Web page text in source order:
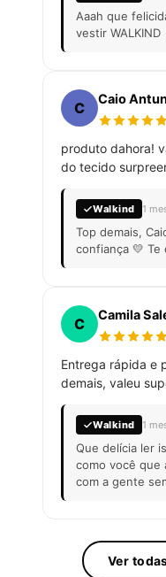
Aaah que
vestir
C
Caio
produto dahora!
do tecido
Walkind 1
Top demais,
confiança 💛
C
Camila
Entrega rápida e
demais, valeu
Walkind 1
Que delícia ler
como você que
com a gente
Ver